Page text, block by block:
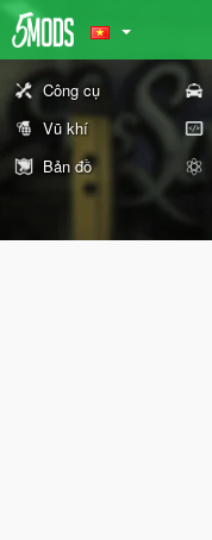
Công cụ
Vũ khí
Bản đồ